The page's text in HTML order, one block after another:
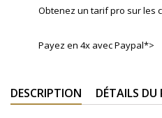
Obtenez un tarif pro sur les
Payez en 4x avec Paypal*>
DESCRIPTION DÉTAILS DU